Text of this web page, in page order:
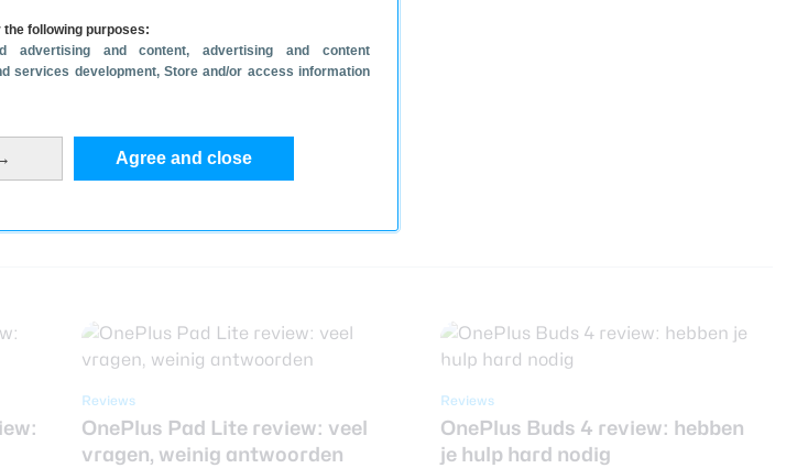
following purposes:
advertising and content, advertising and content
services development, Store and/or access information
Agree and close
Reviews
OnePlus Pad Lite review: veel
vragen, weinig antwoorden
Reviews
OnePlus Buds 4 review: hebben
je hulp hard nodig